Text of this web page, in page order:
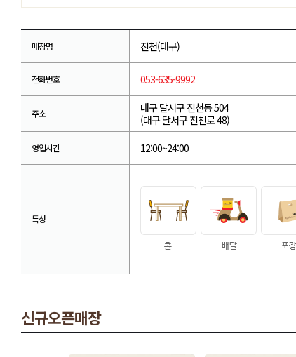
매장명 진천(대구)
전화번호 053-635-9992
주소
대구 달서구 진천동 504
(대구 달서구 진천로 48)
영업시간 12:00~24:00
특성
신규오픈매장